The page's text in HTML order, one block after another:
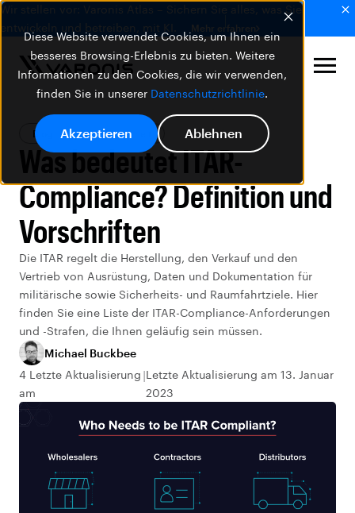
Diese Website verwendet Cookies, um Ihnen ein
besseres Browsing-Erlebnis zu bieten. Weitere
Informationen zu den Cookies, die wir verwenden,
finden Sie in unserer Datenschutzrichtlinie.
Akzeptieren Ablehnen
Wir stellen vor: Varonis Atlas – Sichern Sie alles, was Sie
entwickeln und betreiben, mit KI.
Mehr erfahren
Blog Datensicherheit
Was bedeutet ITAR-
Compliance? Definition und
Vorschriften
Die ITAR regelt die Herstellung, den Verkauf und den
Vertrieb von Ausrüstung, Daten und Dokumentation für
militärische sowie Sicherheits- und Raumfahrtziele. Hier
finden Sie eine Liste der ITAR-Compliance-Anforderungen
und -Strafen, die Ihnen geläufig sein müssen.
Michael Buckbee
4 Letzte Aktualisierung
am
Letzte Aktualisierung am 13. Januar
2023